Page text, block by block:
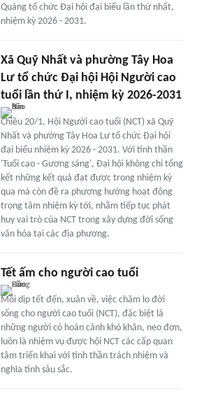
Quảng tổ chức Đại hội đại biểu lần thứ nhất,
nhiệm kỳ 2026 - 2031.
Xã Quỹ Nhất và phường Tây Hoa
Lư tổ chức Đại hội Hội Người cao
tuổi lần thứ I, nhiệm kỳ 2026-2031
Chiều 20/1, Hội Người cao tuổi (NCT) xã Quỹ
Nhất và phường Tây Hoa Lư tổ chức Đại hội
đại biểu nhiệm kỳ 2026 - 2031. Với tinh thần
'Tuổi cao - Gương sáng', Đại hội không chỉ tổng
kết những kết quả đạt được trong nhiệm kỳ
qua mà còn đề ra phương hướng hoạt động
trọng tâm nhiệm kỳ tới, nhằm tiếp tục phát
huy vai trò của NCT trong xây dựng đời sống
văn hóa tại các địa phương.
Tết ấm cho người cao tuổi
Mỗi dịp tết đến, xuân về, việc chăm lo đời
sống cho người cao tuổi (NCT), đặc biệt là
những người có hoàn cảnh khó khăn, neo đơn,
luôn là nhiệm vụ được hội NCT các cấp quan
tâm triển khai với tinh thần trách nhiệm và
nghĩa tình sâu sắc.